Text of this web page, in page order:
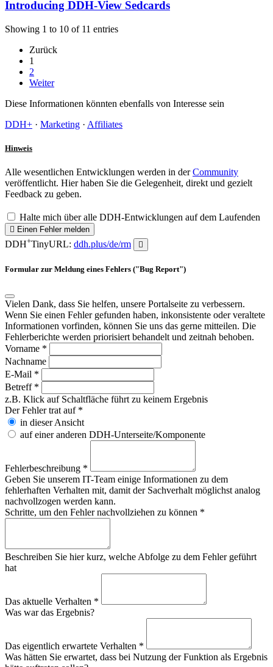
Introducing DDH-View Sedcards
Showing 1 to 10 of 11 entries
Zurück
1
2
Weiter
Diese Informationen könnten ebenfalls von Interesse sein
DDH+ · Marketing · Affiliates
Hinweis
Alle wesentlichen Entwicklungen werden in derCommunity
veröffentlicht. Hier haben Sie die Gelegenheit, direkt und gezielt
Feedback zu geben.
Halte mich über alle DDH-Entwicklungen auf dem Laufenden
Einen Fehler melden
DDH+TinyURL: ddh.plus/de/rm
Formular zur Meldung eines Fehlers ("Bug Report")
Vielen Dank, dass Sie helfen, unsere Portalseite zu verbessern.
Wenn Sie einen Fehler gefunden haben, inkonsistente oder veraltete
Informationen vorfinden, können Sie uns das gerne mitteilen. Die
Fehlerberichte werden priorisiert behandelt und zeitnah behoben.
Vorname *
Nachname
E-Mail *
Betreff *
z.B. Klick auf Schaltfläche führt zu keinem Ergebnis
Der Fehler trat auf *
in dieser Ansicht
auf einer anderen DDH-Unterseite/Komponente
Fehlerbeschreibung *
Geben Sie unserem IT-Team einige Informationen zu dem
fehlerhaften Verhalten mit, damit der Sachverhalt möglichst analog
nachvollzogen werden kann.
Schritte, um den Fehler nachvollziehen zu können *
Beschreiben Sie hier kurz, welche Abfolge zu dem Fehler geführt
hat
Das aktuelle Verhalten *
Was war das Ergebnis?
Das eigentlich erwartete Verhalten *
Was hätten Sie erwartet, dass bei Nutzung der Funktion als Ergebnis